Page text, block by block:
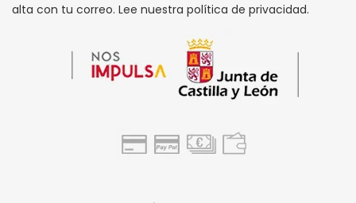
alta con tu correo. Lee nuestra política de privacidad.